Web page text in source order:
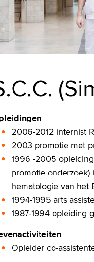
2006-2012 internist
2003 promotie met
1996 -2005
promotie onderzoek)
hematologie van het
1994-1995 arts
1987-1994 opleiding
Opleider co-